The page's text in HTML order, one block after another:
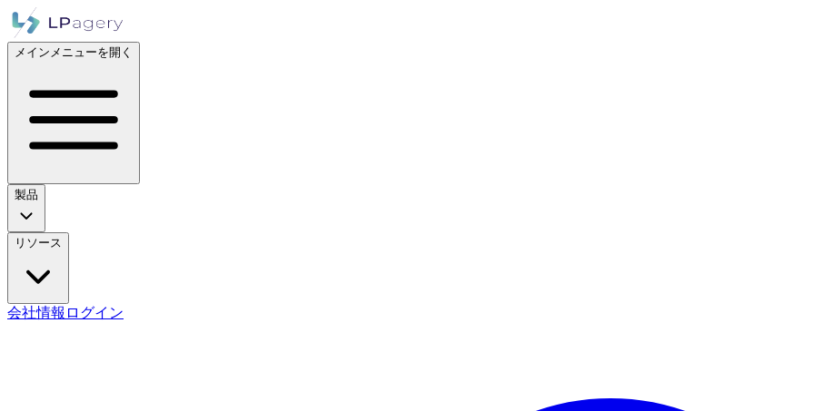
メインメニューを開く
製品
リソース
会社情報 ログイン